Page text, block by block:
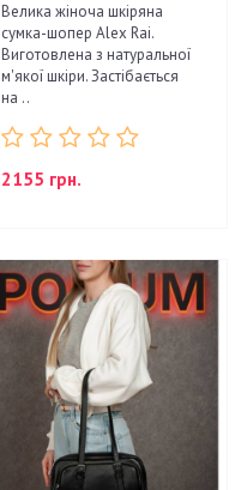
Велика жіноча шкіряна
сумка-шопер Alex Rai.
Виготовлена з натуральної
м'якої шкіри. Застібається
на ..
2155 грн.